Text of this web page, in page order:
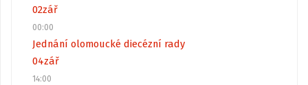
02zář
00:00
Jednání olomoucké diecézní rady
04zář
14:00